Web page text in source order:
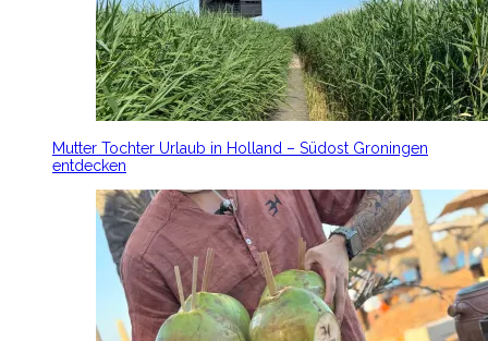
Mutter Tochter Urlaub in Holland – Südost Groningen
entdecken